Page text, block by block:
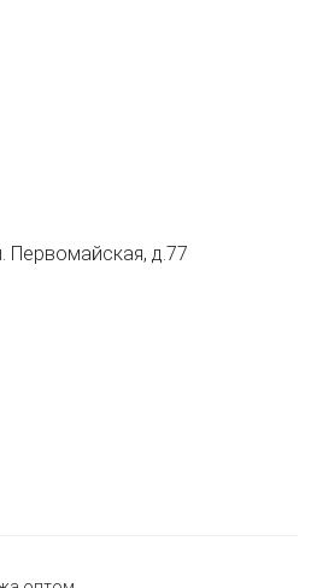
Первомайская, д.77